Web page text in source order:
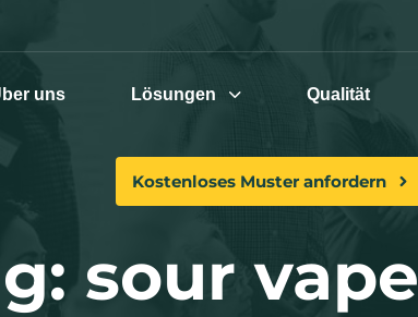
uns Lösungen Qualität
Kostenloses Muster anfordern
sour vape